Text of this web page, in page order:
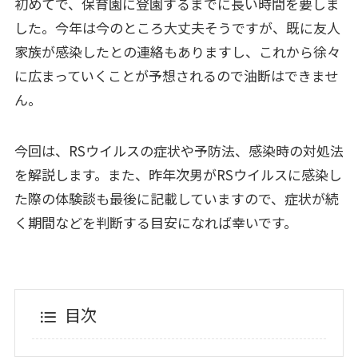
した。今年は今のところ大丈夫そうですが、既に友人
家族が感染したとの連絡もありますし、これから徐々
に広まっていくことが予想されるので油断はできませ
ん。
今回は、RSウイルスの症状や予防法、感染時の対処法
を解説します。また、昨年次男がRSウイルスに感染し
た際の体験談も最後に記載していますので、症状が続
く期間などを判断する目安になれば幸いです。
目次